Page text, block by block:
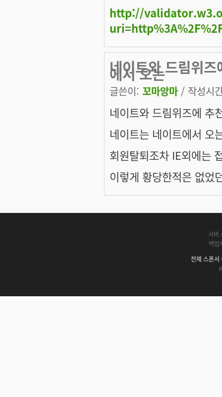
http://
네이트와 드림위
에서 오는
글쓴이: 꼬마앙마 / 작성시
네이트와 드림위즈에 추
네이트는 네이트에서 오
회원탈퇴조차 IE외에는
이렇게 황당한적은 없었
서버
백업
전체 스폰서